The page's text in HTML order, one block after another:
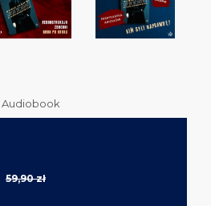
Audiobook
59,90 zł